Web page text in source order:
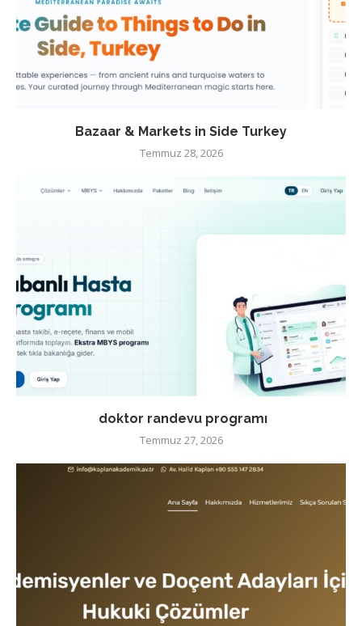
Bazaar & Markets in Side Turkey
Temmuz 28, 2026
doktor randevu programı
Temmuz 27, 2026